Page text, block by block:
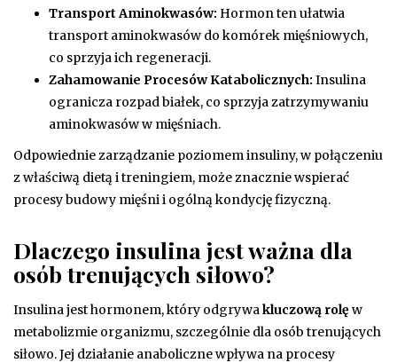
Transport Aminokwasów: Hormon ten ułatwia
transport aminokwasów do komórek mięśniowych,
co sprzyja ich regeneracji.
Zahamowanie Procesów Katabolicznych: Insulina
ogranicza rozpad białek, co sprzyja zatrzymywaniu
aminokwasów w mięśniach.
Odpowiednie zarządzanie poziomem insuliny, w połączeniu
z właściwą dietą i treningiem, może znacznie wspierać
procesy budowy mięśni i ogólną kondycję fizyczną.
Dlaczego insulina jest ważna dla
osób trenujących siłowo?
Insulina jest hormonem, który odgrywakluczową rolęw
metabolizmie organizmu, szczególnie dla osób trenujących
siłowo. Jej działanie anaboliczne wpływa na procesy